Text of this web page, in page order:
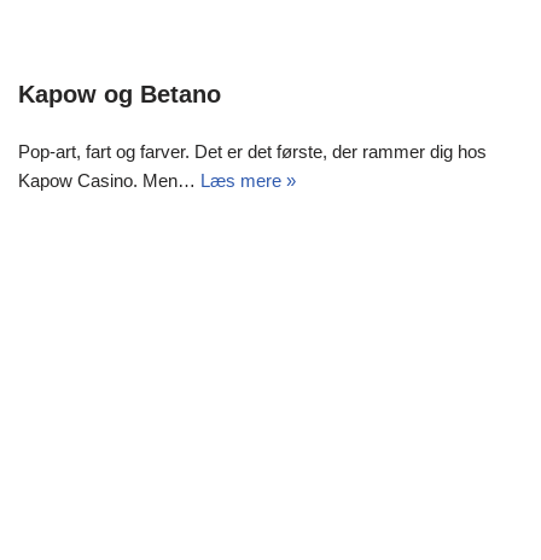
Kapow og Betano
Pop-art, fart og farver. Det er det første, der rammer dig hos
Kapow Casino. Men… Læs mere »